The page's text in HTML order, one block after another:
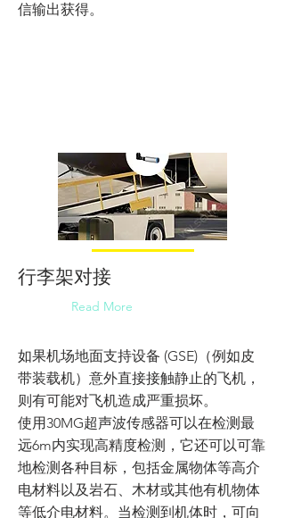
信输出获得。
行李架对接
Read More
如果机场地面支持设备 (GSE)（例如皮
带装载机）意外直接接触静止的飞机，
则有可能对飞机造成严重损坏。
使用30MG超声波传感器可以在检测最
远6m内实现高精度检测，它还可以可靠
地检测各种目标，包括金属物体等高介
电材料以及岩石、木材或其他有机物体
等低介电材料。当检测到机体时，可向